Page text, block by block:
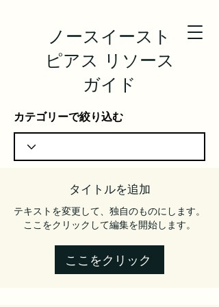
ノースイースト
ピアス リソース
ガイド
カテゴリーで絞り込む
タイトルを追加
テキストを変更して、独自のものにします。
ここをクリックして編集を開始します。
ここをクリック